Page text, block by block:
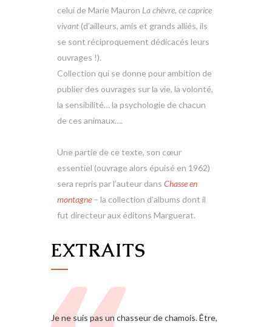
celui de Marie Mauron La chèvre, ce caprice
vivant (d’ailleurs, amis et grands alliés, ils
se sont réciproquement dédicacés leurs
ouvrages !).
Collection qui se donne pour ambition de
publier des ouvrages sur la vie, la volonté,
la sensibilité… la psychologie de chacun
de ces animaux….
Une partie de ce texte, son cœur
essentiel (ouvrage alors épuisé en 1962)
sera repris par l’auteur dans Chasse en
montagne – la collection d’albums dont il
fut directeur aux éditons Marguerat.
EXTRAITS
Je ne suis pas un chasseur de chamois. Être,